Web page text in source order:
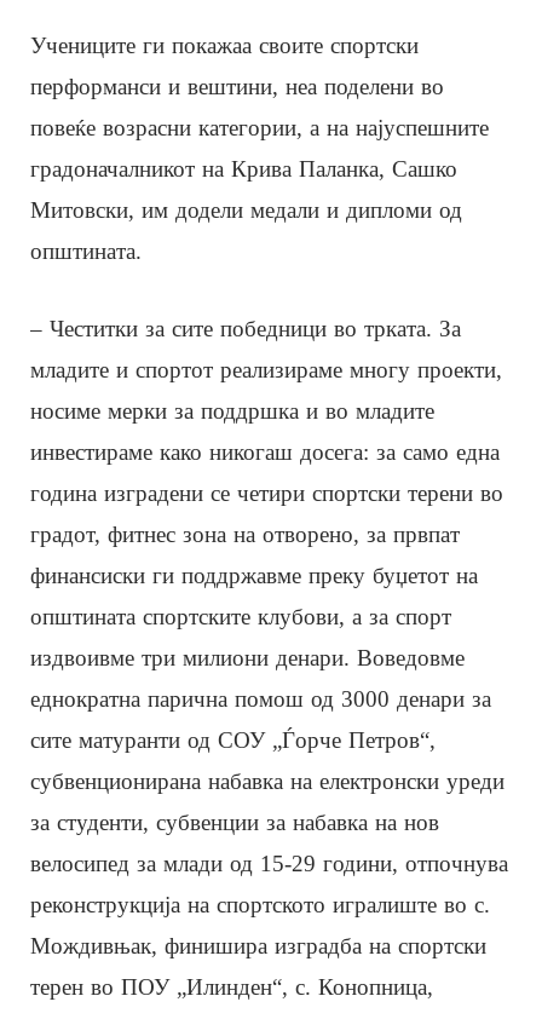
Учениците ги покажаа своите спортски
перформанси и вештини, неа поделени во
повеќе возрасни категории, а на најуспешните
градоначалникот на Крива Паланка, Сашко
Митовски, им додели медали и дипломи од
општината.
– Честитки за сите победници во трката. За
младите и спортот реализираме многу проекти,
носиме мерки за поддршка и во младите
инвестираме како никогаш досега: за само една
година изградени се четири спортски терени во
градот, фитнес зона на отворено, за првпат
финансиски ги поддржавме преку буџетот на
општината спортските клубови, а за спорт
издвоивме три милиони денари. Воведовме
еднократна парична помош од 3000 денари за
сите матуранти од СОУ „Ѓорче Петров“,
субвенционирана набавка на електронски уреди
за студенти, субвенции за набавка на нов
велосипед за млади од 15-29 години, отпочнува
реконструкција на спортското игралиште во с.
Мождивњак, финишира изградба на спортски
терен во ПОУ „Илинден“, с. Конопница,